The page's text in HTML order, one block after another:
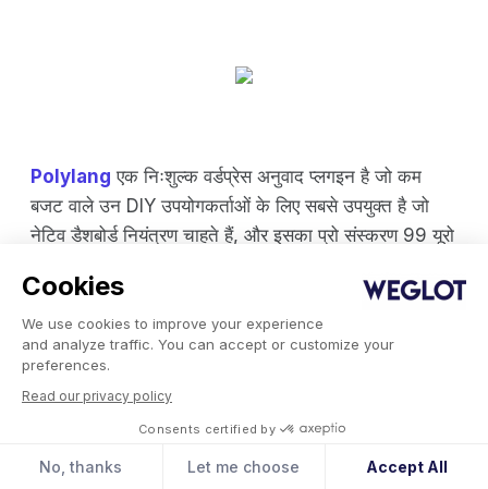
Cookies
We use cookies to improve your experience
and analyze traffic. You can accept or customize your
preferences.
Read our privacy policy
Consents certified by
No, thanks Let me choose Accept All
Polylang एक निःशुल्क वर्डप्रेस अनुवाद प्लगइन है जो कम
बजट वाले उन DIY उपयोगकर्ताओं के लिए सबसे उपयुक्त है जो
नेटिव डैशबोर्ड नियंत्रण चाहते हैं, और इसका प्रो संस्करण 99 यूरो
संक्षेप में:Polylang यह वर्डप्रेस की अपनी टैक्सोनॉमी का उपयोग
करके प्रत्येक अनुवाद को एक अलग पोस्ट या पेज के रूप में
सीखने के लिए कोई बाहरी इंटरफ़ेस नहीं है। मुफ़्त संस्करण
असीमित भाषाओं के लिए पूरी तरह से कार्यात्मक है, जिसमें केवल
मैन्युअल अनुवाद की आवश्यकता होती है।